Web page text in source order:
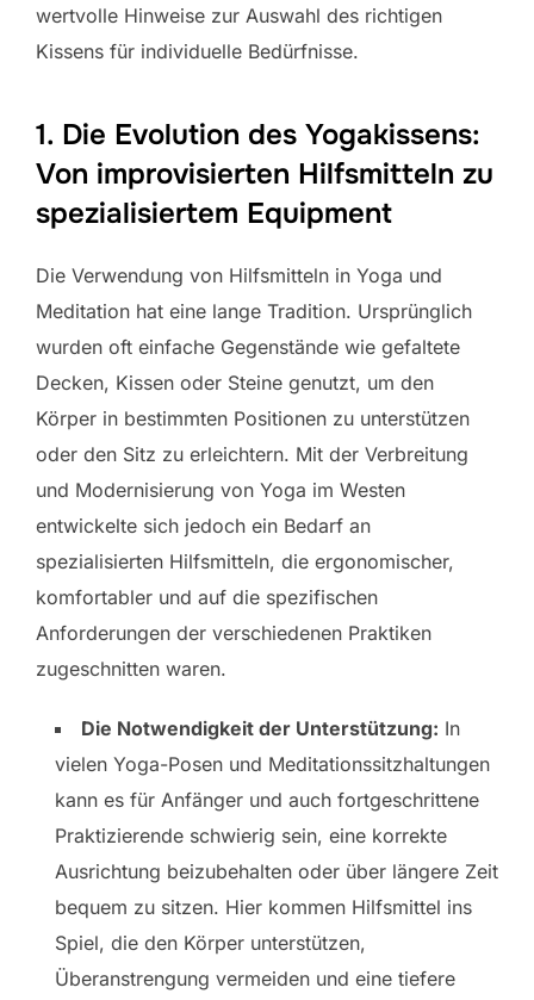
wertvolle Hinweise zur Auswahl des richtigen
Kissens für individuelle Bedürfnisse.
1. Die Evolution des Yogakissens:
Von improvisierten Hilfsmitteln zu
spezialisiertem Equipment
Die Verwendung von Hilfsmitteln in Yoga und
Meditation hat eine lange Tradition. Ursprünglich
wurden oft einfache Gegenstände wie gefaltete
Decken, Kissen oder Steine genutzt, um den
Körper in bestimmten Positionen zu unterstützen
oder den Sitz zu erleichtern. Mit der Verbreitung
und Modernisierung von Yoga im Westen
entwickelte sich jedoch ein Bedarf an
spezialisierten Hilfsmitteln, die ergonomischer,
komfortabler und auf die spezifischen
Anforderungen der verschiedenen Praktiken
zugeschnitten waren.
Die Notwendigkeit der Unterstützung: In
vielen Yoga-Posen und Meditationssitzhaltungen
kann es für Anfänger und auch fortgeschrittene
Praktizierende schwierig sein, eine korrekte
Ausrichtung beizubehalten oder über längere Zeit
bequem zu sitzen. Hier kommen Hilfsmittel ins
Spiel, die den Körper unterstützen,
Überanstrengung vermeiden und eine tiefere